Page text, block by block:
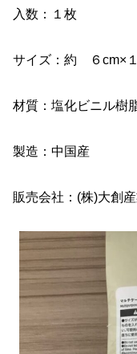
入数：１枚
サイズ：約 ６cm×
材質：塩化ビニル樹
製造：中国産
販売会社：(株)大創